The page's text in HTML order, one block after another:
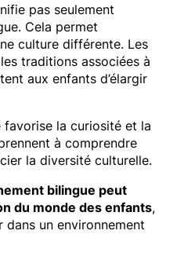
pas seulement
Cela permet
culture différente. Les
traditions associées à
aux enfants d’élargir
la curiosité et la
à comprendre
la diversité culturelle.
bilingue peut
du monde des enfants,
un environnement